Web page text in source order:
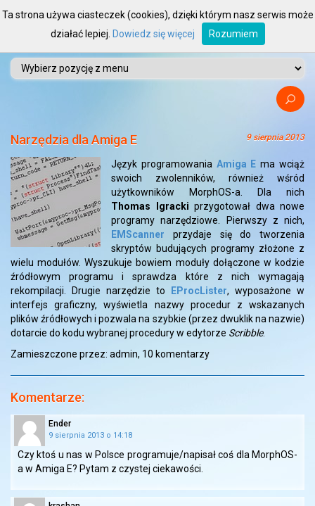
Narzędzia dla Amiga E 9 sierpnia 2013
Język programowania Amiga E ma wciąż
swoich zwolenników, również wśród
użytkowników MorphOS-a. Dla nich
Thomas Igracki przygotował dwa nowe
programy narzędziowe. Pierwszy z nich,
EMScanner przydaje się do tworzenia
skryptów budujących programy złożone z
wielu modułów. Wyszukuje bowiem moduły dołączone w kodzie
źródłowym programu i sprawdza które z nich wymagają
rekompilacji. Drugie narzędzie to
EProcLister, wyposażone w
interfejs graficzny, wyświetla nazwy procedur z wskazanych
plików źródłowych i pozwala na szybkie (przez dwuklik na nazwie)
dotarcie do kodu wybranej procedury w edytorze Scribble.
Zamieszczone przez: admin, 10 komentarzy
Komentarze:
Ender
9 sierpnia 2013 o 14:18
Czy ktoś u nas w Polsce programuje/napisał coś dla MorphOS-
a w Amiga E? Pytam z czystej ciekawości.
Ta strona używa ciasteczek (cookies), dzięki którym nasz serwis może
działać lepiej. Dowiedz się więcej Rozumiem